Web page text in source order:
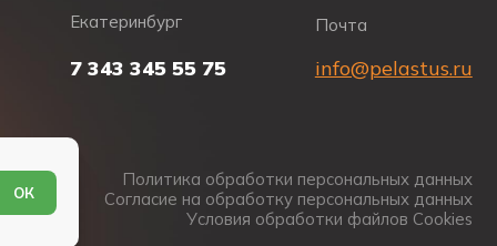
напряжения.Екатеринбург
7 343 345 55 75
Почта
info@pelastus.ru
Политика обработки персональных данных
Согласие на обработку персональных данных
Условия обработки файлов Cookies
ОК